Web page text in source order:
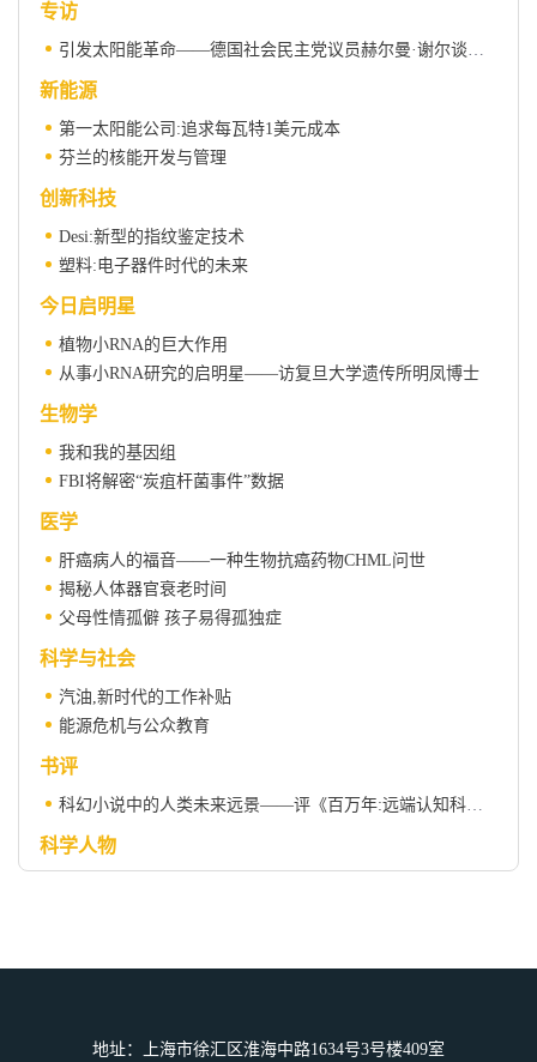
专访
引发太阳能革命——德国社会民主党议员赫尔曼·谢尔谈新能源
新能源
第一太阳能公司:追求每瓦特1美元成本
芬兰的核能开发与管理
创新科技
Desi:新型的指纹鉴定技术
塑料:电子器件时代的未来
今日启明星
植物小RNA的巨大作用
从事小RNA研究的启明星——访复旦大学遗传所明凤博士
生物学
我和我的基因组
FBI将解密“炭疽杆菌事件”数据
医学
肝癌病人的福音——一种生物抗癌药物CHML问世
揭秘人体器官衰老时间
父母性情孤僻 孩子易得孤独症
科学与社会
汽油,新时代的工作补贴
能源危机与公众教育
书评
科幻小说中的人类未来远景——评《百万年:远端认知科学》一书
科学人物
地址：上海市徐汇区淮海中路1634号3号楼409室